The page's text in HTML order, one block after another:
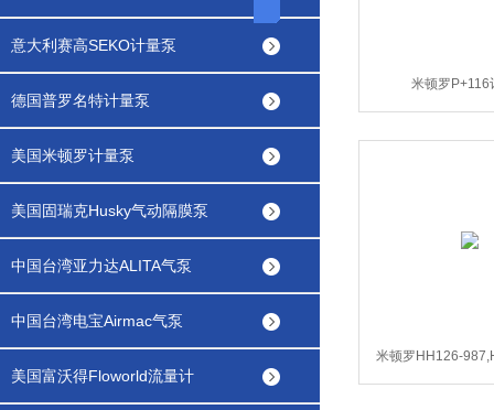
意大利赛高SEKO计量泵
德国普罗名特计量泵
美国米顿罗计量泵
美国固瑞克Husky气动隔膜泵
中国台湾亚力达ALITA气泵
中国台湾电宝Airmac气泵
美国富沃得Floworld流量计
米顿罗P+116
米顿罗HH126-
HH926-